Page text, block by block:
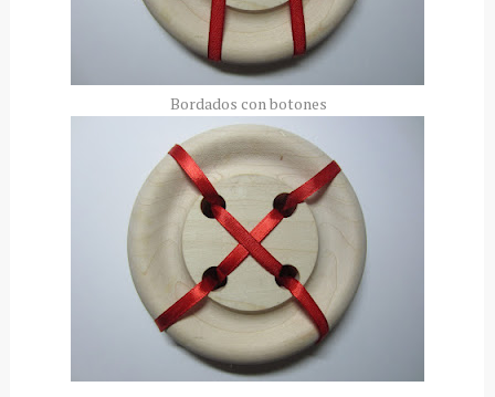
Bordados con botones